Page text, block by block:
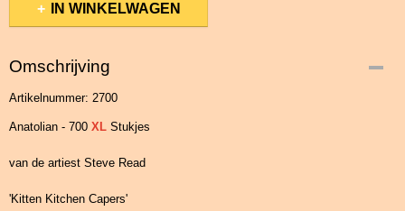
IN WINKELWAGEN
Omschrijving
Artikelnummer: 2700
Anatolian - 700 XL Stukjes
van de artiest Steve Read
'Kitten Kitchen Capers'